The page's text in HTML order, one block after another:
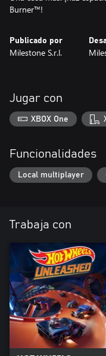
Burner™!
Publicado por
Milestone S.r.l.
Jugar con
XBOX One
Funcionalidades
Local multiplayer
Trabaja con